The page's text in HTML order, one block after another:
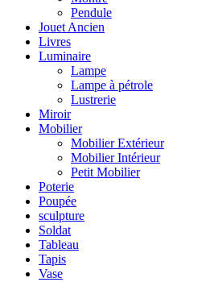
Pendule
Jouet Ancien
Livres
Luminaire
Lampe
Lampe à pétrole
Lustrerie
Miroir
Mobilier
Mobilier Extérieur
Mobilier Intérieur
Petit Mobilier
Poterie
Poupée
sculpture
Soldat
Tableau
Tapis
Vase